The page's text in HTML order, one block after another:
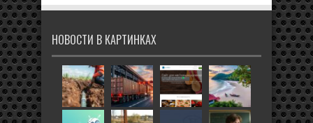
НОВОСТИ В КАРТИНКАХ